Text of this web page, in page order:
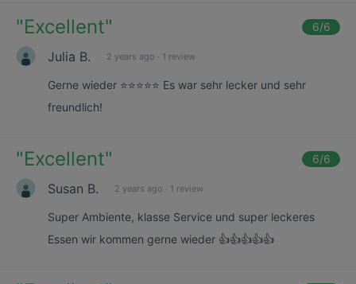
"Excellent" 6/6
Julia B. 2 years ago · 1 review
Gerne wieder ⭐️⭐️⭐️⭐️⭐️ Es war sehr lecker und sehr
freundlich!
"Excellent" 6/6
Susan B. 2 years ago · 1 review
Super Ambiente, klasse Service und super leckeres
Essen wir kommen gerne wieder 👍👍👍👍👍